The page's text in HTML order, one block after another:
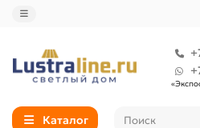
Каталог